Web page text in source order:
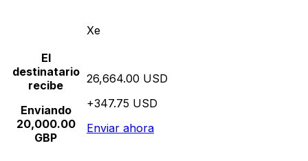
Xe
El
destinatario
recibe
Enviando
20,000.00
GBP
26,664.00 USD
+347.75 USD
Enviar ahora